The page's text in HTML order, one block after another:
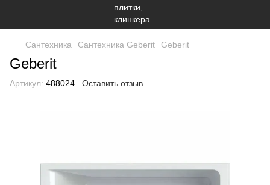
Сантехника Сантехника Geberit Geberit
Geberit
Артикул: 488024 Оставить отзыв